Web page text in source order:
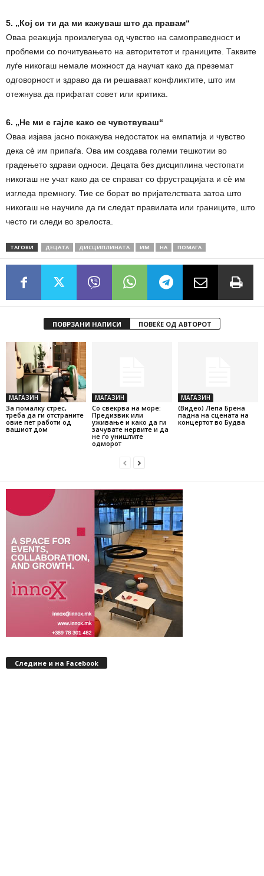
5. „Кој си ти да ми кажуваш што да правам“
Оваа реакција произлегува од чувство на самоправедност и
проблеми со почитувањето на авторитетот и границите. Таквите
луѓе никогаш немале можност да научат како да преземат
одговорност и здраво да ги решаваат конфликтите, што им
отежнува да прифатат совет или критика.
6. „Не ми е гајле како се чувствуваш“
Оваа изјава јасно покажува недостаток на емпатија и чувство
дека сè им припаѓа. Ова им создава големи тешкотии во
градењето здрави односи. Децата без дисциплина честопати
никогаш не учат како да се справат со фрустрацијата и сè им
изгледа премногу. Тие се борат во пријателствата затоа што
никогаш не научиле да ги следат правилата или границите, што
често ги следи во зрелоста.
ТАГОВИ ДЕЦАТА ДИСЦИПЛИНАТА ИМ НА ПОМАГА
ПОВРЗАНИ НАПИСИ ПОВЕЌЕ ОД АВТОРОТ
МАГАЗИН
За помалку стрес,
треба да ги отстраните
овие пет работи од
вашиот дом
МАГАЗИН
Со свекрва на море:
Предизвик или
уживање и како да ги
зачувате нервите и да
не го уништите
одморот
МАГАЗИН
(Видео) Лепа Брена
падна на сцената на
концертот во Будва
Следине и на Facebook